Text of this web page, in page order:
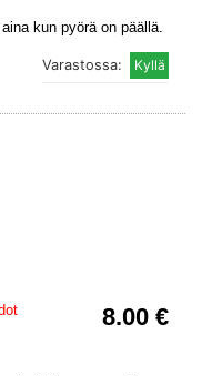
kun pyörä on päällä.
Varastossa:
8.00 €